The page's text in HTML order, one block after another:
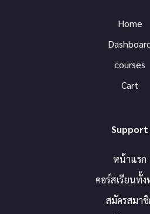
Home
courses
Cart
Support
หน้าแรก
คอร์สเรียนทั้
สมัครสมาชิ